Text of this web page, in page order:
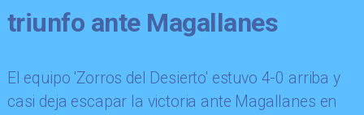
triunfo ante Magallanes
El equipo 'Zorros del Desierto' estuvo 4-0 arriba y
casi deja escapar la victoria ante Magallanes en